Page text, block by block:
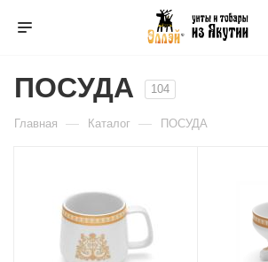
ПОСУДА 104
Главная — Каталог — ПОСУДА